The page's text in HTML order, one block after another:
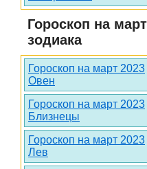
Гороскоп на
зодиака
Гороскоп на март 2023
Овен
Гороскоп на март 2023
Близнецы
Гороскоп на март 2023
Лев